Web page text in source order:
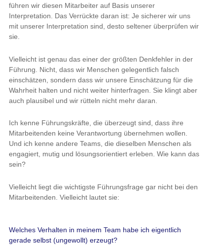
führen wir diesen Mitarbeiter auf Basis unserer
Interpretation. Das Verrückte daran ist: Je sicherer wir uns
mit unserer Interpretation sind, desto seltener überprüfen wir
sie.
Vielleicht ist genau das einer der größten Denkfehler in der
Führung. Nicht, dass wir Menschen gelegentlich falsch
einschätzen, sondern dass wir unsere Einschätzung für die
Wahrheit halten und nicht weiter hinterfragen. Sie klingt aber
auch plausibel und wir rütteln nicht mehr daran.
Ich kenne Führungskräfte, die überzeugt sind, dass ihre
Mitarbeitenden keine Verantwortung übernehmen wollen.
Und ich kenne andere Teams, die dieselben Menschen als
engagiert, mutig und lösungsorientiert erleben. Wie kann das
sein?
Vielleicht liegt die wichtigste Führungsfrage gar nicht bei den
Mitarbeitenden. Vielleicht lautet sie:
Welches Verhalten in meinem Team habe ich eigentlich
gerade selbst (ungewollt) erzeugt?